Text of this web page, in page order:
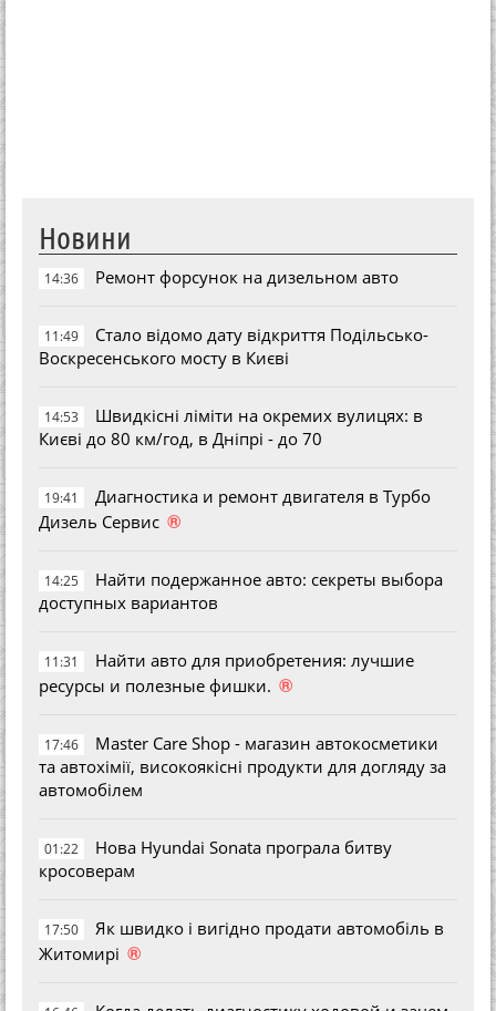
Новини
14:36 Ремонт форсунок на дизельном авто
11:49
Стало відомо дату відкриття Подільсько-
Воскресенського мосту в Києві
14:53
Швидкісні ліміти на окремих вулицях: в
Києві до 80 км/год, в Дніпрі - до 70
19:41
Диагностика и ремонт двигателя в Турбо
Дизель Сервис ®
14:25
Найти подержанное авто: секреты выбора
доступных вариантов
11:31
Найти авто для приобретения: лучшие
ресурсы и полезные фишки. ®
17:46
Master Care Shop - магазин автокосметики
та автохімії, високоякісні продукти для догляду за
автомобілем
01:22
Нова Hyundai Sonata програла битву
кросоверам
17:50
Як швидко і вигідно продати автомобіль в
Житомирі ®